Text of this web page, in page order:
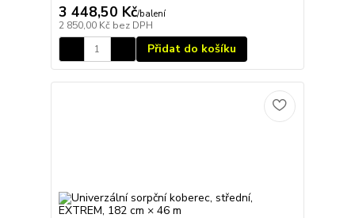
3 448,50 Kč/balení
2 850,00 Kč bez DPH
Přidat do košíku